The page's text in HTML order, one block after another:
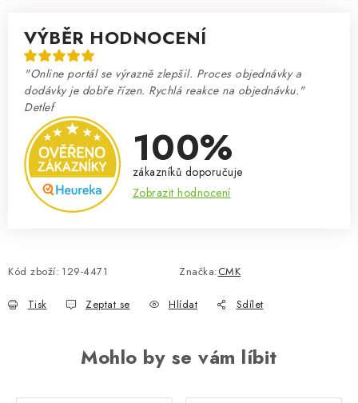
VÝBĚR HODNOCENÍ
"Online portál se výrazně zlepšil. Proces objednávky a
dodávky je dobře řízen. Rychlá reakce na objednávku."
Detlef
100%
zákazníků doporučuje
Zobrazit hodnocení
Kód zboží: 129-4471 Značka:CMK
Tisk Zeptat se Hlídat Sdílet
Mohlo by se vám líbit